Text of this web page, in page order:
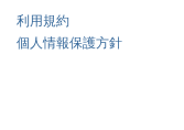
利用規約
個人情報保護方針